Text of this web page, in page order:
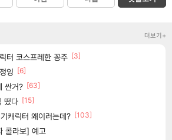
더보기+
터 코스프레한 꽁주 [3]
잉 [6]
싼거? [63]
떴다 [15]
캐릭터 왜이러는데? [103]
콜라보] 예고